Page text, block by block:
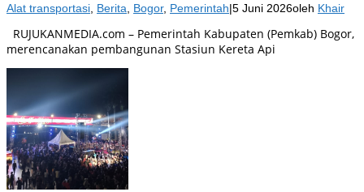
Alat transportasi Berita Bogor, Pemerintah|5 Juni 2026oleh Khair
RUJUKANMEDIA.com – Pemerintah Kabupaten (Pemkab) Bogor,
merencanakan pembangunan Stasiun Kereta Api